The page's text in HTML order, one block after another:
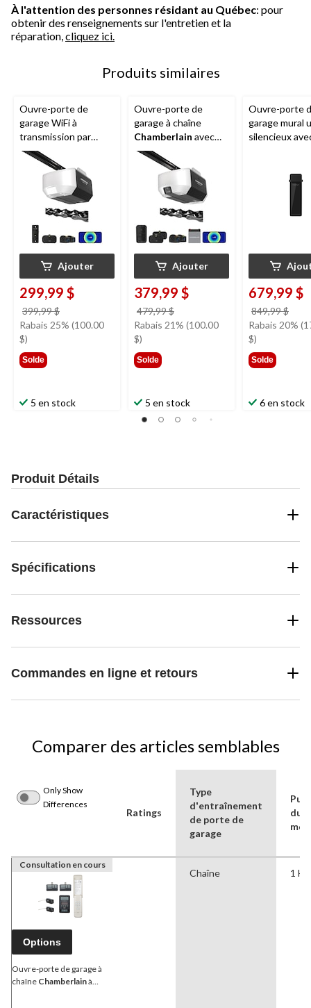
À l'attention des personnes résidant au Québec: pour
obtenir des renseignements sur l'entretien et la
réparation, cliquez ici.
Produits similaires
Ouvre-porte de
garage WiFi à
transmission par
chaîne de 1/2 HP
Chamberlain
Ajouter
299,99 $
399,99 $
était
Rabais 25% (100.00
$)
Solde
5 en stock
Ouvre-porte de
garage à chaîne
Chamberlain avec
batterie de secours,
3/4 HP
Ajouter
379,99 $
479,99 $
était
Rabais 21% (100.00
$)
Solde
5 en stock
Ouvre-porte
garage mural
silencieux
679,99 $
849,99 $
était
Rabais 20%
$)
Solde
6 en stock
Produit Détails
Caractéristiques
Spécifications
Ressources
Commandes en ligne et retours
Comparer des articles semblables
Only Show
Differences
Ratings
Type
dʼentraînement
de porte de
garage
du
Consultation en cours
Options
Ouvre-porte de garage à
chaîne Chamberlainà
Chaîne 1 HP